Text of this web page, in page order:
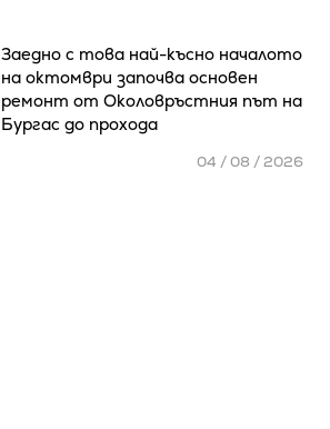
Заедно с това най-късно началото
на октомври започва основен
ремонт от Околовръстния път на
Бургас до прохода
04 / 08 / 2026